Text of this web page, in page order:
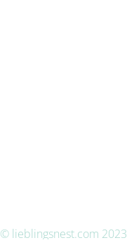
© lieblingsnest.com 2023